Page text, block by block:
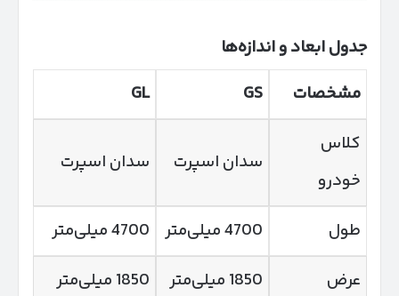
جدول ابعاد و اندازه‌ها
مشخصات
GS
GL
کلاس
خودرو
سدان اسپرت سدان اسپرت
طول 4700 میلی‌متر
4700 میلی‌متر
عرض
1850 میلی‌متر
1850 میلی‌متر